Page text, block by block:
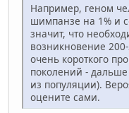
Например, геном
шимпанзе на 1% и
значит, что
возникновение
очень короткого
поколений -
из популяции).
оцените сами.